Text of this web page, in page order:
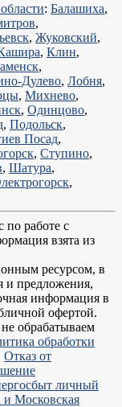
: Балашиха,
,
, Жуковский,
, Клин,
,
Дулево, Лобня,
, Михнево,
, Одинцово,
, Подольск,
Посад,
, Ступино,
, Шатура,
,
работе с
взята из
ресурсом, в
и предложения,
информация в
офертой.
обрабатываем
обработки
Отказ от
личный
Московская